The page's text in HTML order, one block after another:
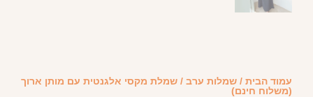
עמוד הבית / שמלות ערב / שמלת מקסי אלגנטית עם מותן ארוך
(משלוח חינם)